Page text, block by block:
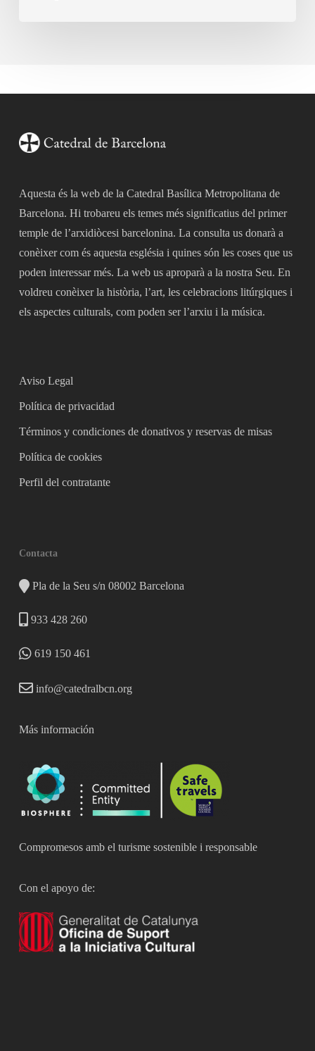
Aquesta és la web de la Catedral Basílica Metropolitana de
Barcelona. Hi trobareu els temes més significatius del primer
temple de l’arxidiòcesi barcelonina. La consulta us donarà a
conèixer com és aquesta església i quines són les coses que us
poden interessar més. La web us aproparà a la nostra Seu. En
voldreu conèixer la història, l’art, les celebracions litúrgiques i
els aspectes culturals, com poden ser l’arxiu i la música.
Aviso Legal
Política de privacidad
Términos y condiciones de donativos y reservas de misas
Política de cookies
Perfil del contratante
Contacta
Pla de la Seu s/n 08002 Barcelona
933 428 260
619 150 461
info@catedralbcn.org
Más información
Compromesos amb el turisme sostenible i responsable
Con el apoyo de: